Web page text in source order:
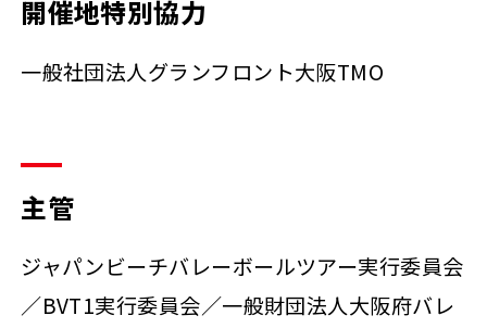
開催地特別協力
一般社団法人グランフロント大阪TMO
主管
ジャパンビーチバレーボールツアー実行委員会
／BVT1実行委員会／一般財団法人大阪府バレ